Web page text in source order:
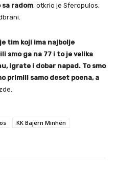
radom, otkrio je Sferopulos,
tim koji ima najbolje
smo ga na 77 i to je velika
igrate i dobar napad. To smo
primili samo deset poena, a
KK Bajern Minhen